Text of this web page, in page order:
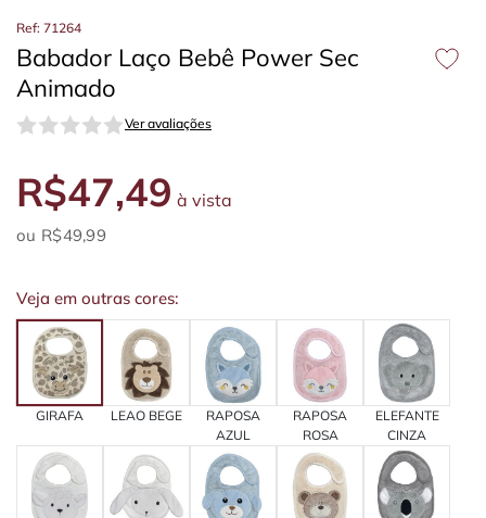
Ref: 71264
Babador Laço Bebê Power Sec
Animado
Ver avaliações
R$47,49 à vista
R$49,99
Veja em outras cores:
GIRAFA LEAO BEGE
RAPOSA
AZUL
RAPOSA
ROSA
ELEFANTE
CINZA